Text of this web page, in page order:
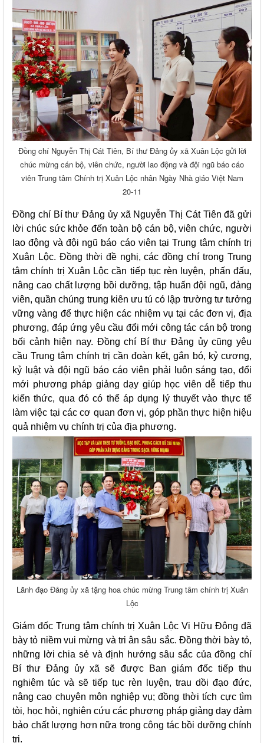
Đồng chí Nguyễn Thị Cát Tiên, Bí thư Đảng ủy xã Xuân Lộc gửi lời
chúc mừng cán bộ, viên chức, người lao động và đội ngũ báo cáo
viên Trung tâm Chính trị Xuân Lộc nhân Ngày Nhà giáo Việt Nam
20-11
Đồng chí Bí thư Đảng ủy xã Nguyễn Thị Cát Tiên đã gửi
lời chúc sức khỏe đến toàn bộ cán bộ, viên chức, người
lao động và đội ngũ báo cáo viên tại Trung tâm chính trị
Xuân Lộc. Đồng thời đề nghị, các đồng chí trong Trung
tâm chính trị Xuân Lộc cần tiếp tục rèn luyện, phấn đấu,
nâng cao chất lượng bồi dưỡng, tập huấn đội ngũ, đảng
viên, quần chúng trung kiên ưu tú có lập trường tư tưởng
vững vàng để thực hiện các nhiệm vụ tại các đơn vị, địa
phương, đáp ứng yêu cầu đổi mới công tác cán bộ trong
bối cảnh hiện nay. Đồng chí Bí thư Đảng ủy cũng yêu
cầu Trung tâm chính trị cần đoàn kết, gắn bó, kỷ cương,
kỷ luật và đội ngũ báo cáo viên phải luôn sáng tạo, đổi
mới phương pháp giảng dạy giúp học viên dễ tiếp thu
kiến thức, qua đó có thể áp dụng lý thuyết vào thực tế
làm việc tại các cơ quan đơn vị, góp phần thực hiện hiệu
quả nhiệm vụ chính trị của địa phương.
Lãnh đạo Đảng ủy xã tặng hoa chúc mừng Trung tâm chính trị Xuân
Lộc
Giám đốc Trung tâm chính trị Xuân Lộc Vi Hữu Đông đã
bày tỏ niềm vui mừng và tri ân sâu sắc. Đồng thời bày tỏ,
những lời chia sẻ và định hướng sâu sắc của đồng chí
Bí thư Đảng ủy xã sẽ được Ban giám đốc tiếp thu
nghiêm túc và sẽ tiếp tục rèn luyện, trau dồi đạo đức,
nâng cao chuyên môn nghiệp vụ; đồng thời tích cực tìm
tòi, học hỏi, nghiên cứu các phương pháp giảng dạy đảm
bảo chất lượng hơn nữa trong công tác bồi dưỡng chính
trị.